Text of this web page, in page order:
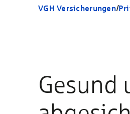
VGH Versicherungen/
Gesund